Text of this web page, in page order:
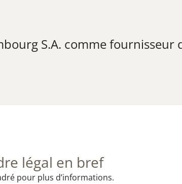
S.A. comme fournisseur
légal en bref
pour plus d’informations.